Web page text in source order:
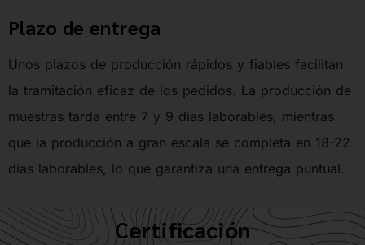
Plazo de entrega
Unos plazos de producción rápidos y fiables facilitan
la tramitación eficaz de los pedidos. La producción de
muestras tarda entre 7 y 9 días laborables, mientras
que la producción a gran escala se completa en 18-22
días laborables, lo que garantiza una entrega puntual.
Certificación